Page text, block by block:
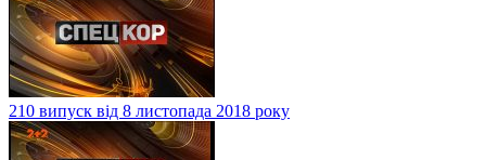
210 випуск від 8 листопада 2018 року